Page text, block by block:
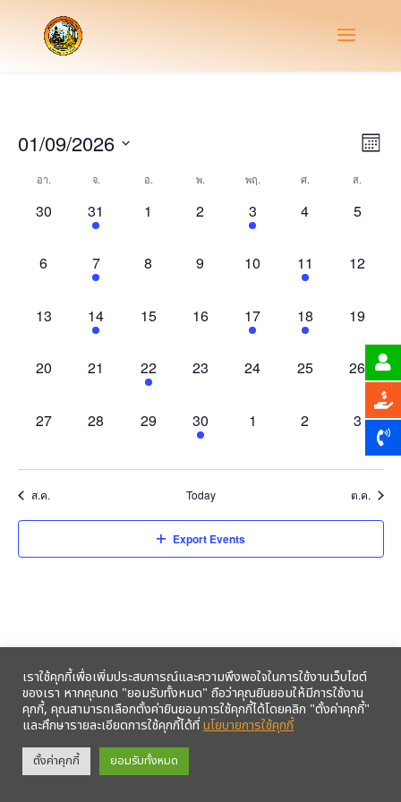
Month
01/09/2026
date.
Calendar
of
อา. จ. อ. พ. พฤ. ศ. ส.
0
30
1
event,
31
0
1
0
2
1
event,
3
0
4
0
5
0
6
1
event,
7
0
8
0
9
0
10
2
events,
11
0
12
0
13
1
event,
14
0
15
0
16
1
event,
17
1
event,
18
0
19
0
20
0
21
1
event,
22
0
23
0
24
0
25
0
events,
26
0
27
0
28
0
29
1
event,
30
0
1
0
2
0
events,
3
ส.ค. Today ต.ค.
Export Events
รับข้อมูลข่าวสารจากสหกรณ์ฯ ผ่าน LINE ก่อนใคร คลิก!
เราใช้คุกกี้เพื่อเพิ่มประสบการณ์และความพึงพอใจในการใช้งานเว็บไซต์
ของเรา หากคุณกด "ยอมรับทั้งหมด" ถือว่าคุณยินยอมให้มีการใช้งาน
คุกกี้, คุณสามารถเลือกตั้งค่ายินยอมการใช้คุกกี้ได้โดยคลิก "ตั้งค่าคุกกี้"
และศึกษารายละเอียดการใช้คุกกี้ได้ที่นโยบายการใช้คุกกี้
ตั้งค่าคุกกี้ ยอมรับทั้งหมด